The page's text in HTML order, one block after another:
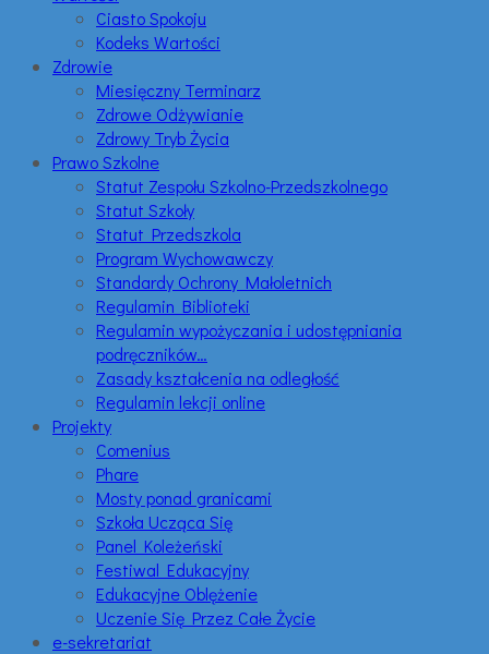
Ciasto Spokoju
Kodeks Wartości
Zdrowie
Miesięczny Terminarz
Zdrowe Odżywianie
Zdrowy Tryb Życia
Prawo Szkolne
Statut Zespołu Szkolno-Przedszkolnego
Statut Szkoły
Statut Przedszkola
Program Wychowawczy
Standardy Ochrony Małoletnich
Regulamin Biblioteki
Regulamin wypożyczania i udostępniania
podręczników…
Zasady kształcenia na odległość
Regulamin lekcji online
Projekty
Comenius
Phare
Mosty ponad granicami
Szkoła Ucząca Się
Panel Koleżeński
Festiwal Edukacyjny
Edukacyjne Oblężenie
Uczenie Się Przez Całe Życie
e-sekretariat